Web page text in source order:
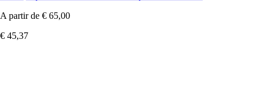
A partir de € 65,00
€ 45,37